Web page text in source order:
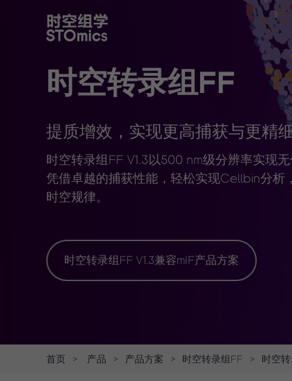
时空转录组FF
提质增效，实现更高捕获与更精
时空转录组FF V1.3以500 nm级分辨率实现
凭借卓越的捕获性能，轻松实现Cellbin分析
时空规律。
时空转录组FF V1.3兼容mIF产品方案
首页 > 产品 > 产品方案 > 时空转录组FF > 时空